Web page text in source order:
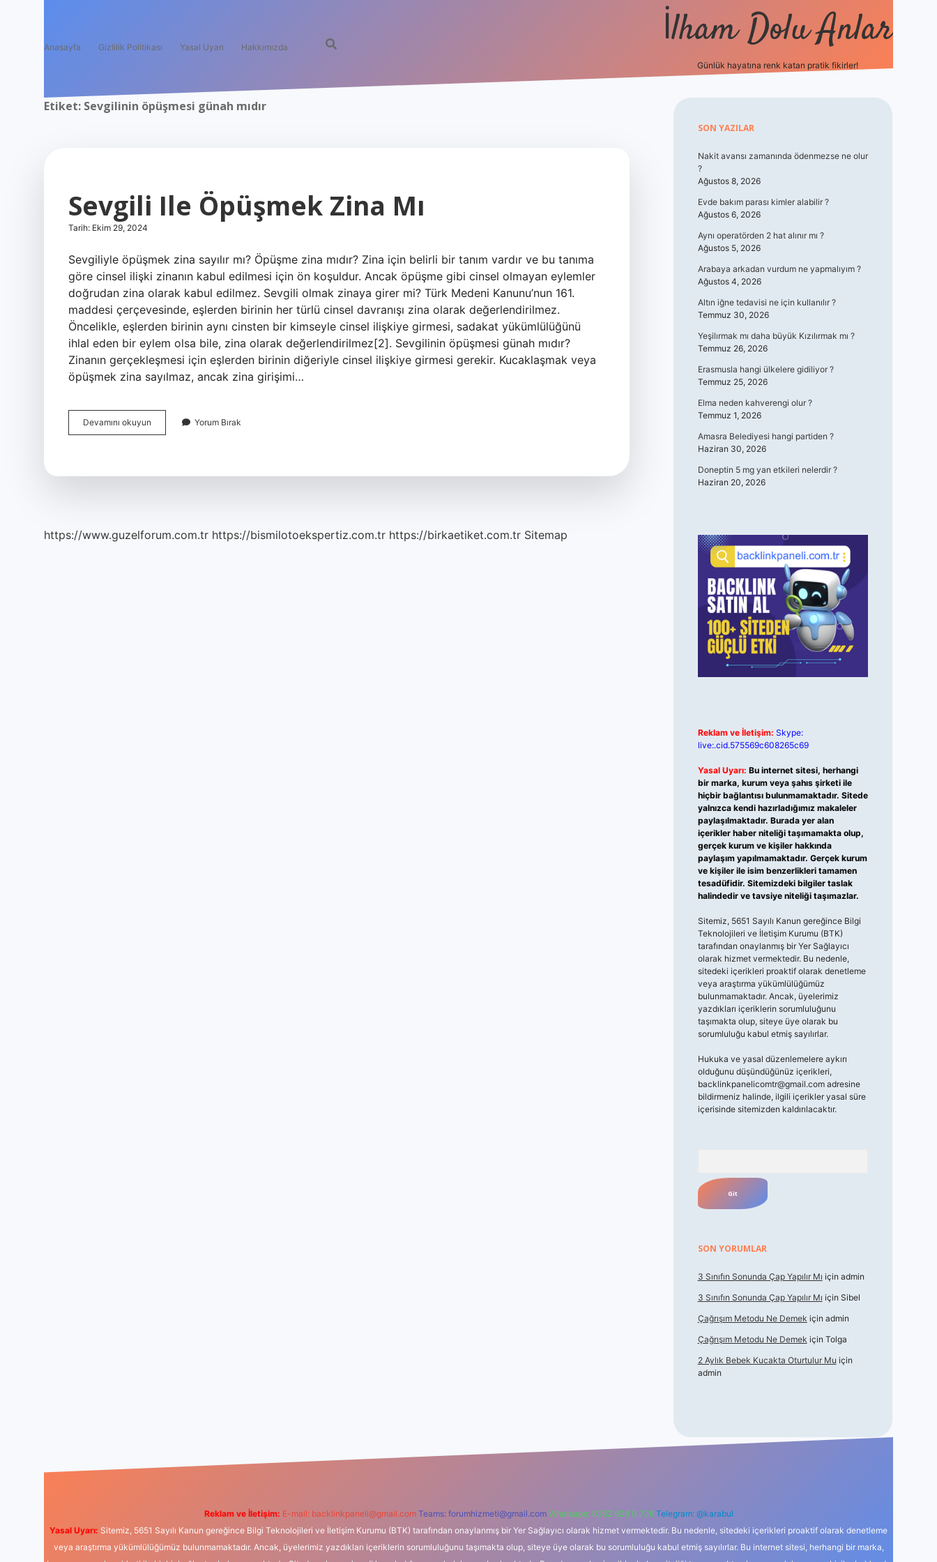
Anasayfa Gizlilik Politikası Yasal Uyarı Hakkımızda İlham Dolu Anlar
Günlük hayatına renk katan pratik fikirler!
Etiket: Sevgilinin öpüşmesi günah mıdır
Sevgili Ile Öpüşmek Zina Mı
Tarih: Ekim 29, 2024
Sevgiliyle öpüşmek zina sayılır mı? Öpüşme zina mıdır? Zina için belirli bir tanım vardır ve bu tanıma
göre cinsel ilişki zinanın kabul edilmesi için ön koşuldur. Ancak öpüşme gibi cinsel olmayan eylemler
doğrudan zina olarak kabul edilmez. Sevgili olmak zinaya girer mi? Türk Medeni Kanunu’nun 161.
maddesi çerçevesinde, eşlerden birinin her türlü cinsel davranışı zina olarak değerlendirilmez.
Öncelikle, eşlerden birinin aynı cinsten bir kimseyle cinsel ilişkiye girmesi, sadakat yükümlülüğünü
ihlal eden bir eylem olsa bile, zina olarak değerlendirilmez[2]. Sevgilinin öpüşmesi günah mıdır?
Zinanın gerçekleşmesi için eşlerden birinin diğeriyle cinsel ilişkiye girmesi gerekir. Kucaklaşmak veya
öpüşmek zina sayılmaz, ancak zina girişimi…
Devamını okuyun
Ile
Yorum Bırak
https://www.guzelforum.com.tr https://bismilotoekspertiz.com.tr https://birkaetiket.com.tr Sitemap
Sidebar
SON YAZILAR
Nakit avansı zamanında ödenmezse ne olur
?
Ağustos 8, 2026
Evde bakım parası kimler alabilir ?
Ağustos 6, 2026
Aynı operatörden 2 hat alınır mı ?
Ağustos 5, 2026
Arabaya arkadan vurdum ne yapmalıyım ?
Ağustos 4, 2026
Altın iğne tedavisi ne için kullanılır ?
Temmuz 30, 2026
Yeşilırmak mı daha büyük Kızılırmak mı ?
Temmuz 26, 2026
Erasmusla hangi ülkelere gidiliyor ?
Temmuz 25, 2026
Elma neden kahverengi olur ?
Temmuz 1, 2026
Amasra Belediyesi hangi partiden ?
Haziran 30, 2026
Doneptin 5 mg yan etkileri nelerdir ?
Haziran 20, 2026
Reklam ve İletişim: Skype:
live:.cid.575569c608265c69
Yasal Uyarı: Bu internet sitesi, herhangi
bir marka, kurum veya şahıs şirketi ile
hiçbir bağlantısı bulunmamaktadır. Sitede
yalnızca kendi hazırladığımız makaleler
paylaşılmaktadır. Burada yer alan
içerikler haber niteliği taşımamakta olup,
gerçek kurum ve kişiler hakkında
paylaşım yapılmamaktadır. Gerçek kurum
ve kişiler ile isim benzerlikleri tamamen
tesadüfidir. Sitemizdeki bilgiler taslak
halindedir ve tavsiye niteliği taşımazlar.
Sitemiz, 5651 Sayılı Kanun gereğince Bilgi
Teknolojileri ve İletişim Kurumu (BTK)
tarafından onaylanmış bir Yer Sağlayıcı
olarak hizmet vermektedir. Bu nedenle,
sitedeki içerikleri proaktif olarak denetleme
veya araştırma yükümlülüğümüz
bulunmamaktadır. Ancak, üyelerimiz
yazdıkları içeriklerin sorumluluğunu
taşımakta olup, siteye üye olarak bu
sorumluluğu kabul etmiş sayılırlar.
Hukuka ve yasal düzenlemelere aykırı
olduğunu düşündüğünüz içerikleri,
backlinkpanelicomtr@gmail.comadresine
bildirmeniz halinde, ilgili içerikler yasal süre
içerisinde sitemizden kaldırılacaktır.
SON YORUMLAR
3 Sınıfın Sonunda Çap Yapılır Mı için admin
3 Sınıfın Sonunda Çap Yapılır Mı için Sibel
Çağrışım Metodu Ne Demek için admin
Çağrışım Metodu Ne Demek için Tolga
2 Aylık Bebek Kucakta Oturtulur Mu için
admin
Reklam ve İletişim: E-mail: backlinkpaneli@gmail.com Teams: forumhizmeti@gmail.com Whatsapp: 0262 606 0 726 Telegram: @karabul
Yasal Uyarı: Sitemiz, 5651 Sayılı Kanun gereğince Bilgi Teknolojileri ve İletişim Kurumu (BTK) tarafından onaylanmış bir Yer Sağlayıcı olarak hizmet vermektedir. Bu nedenle, sitedeki içerikleri proaktif olarak denetleme
veya araştırma yükümlülüğümüz bulunmamaktadır. Ancak, üyelerimiz yazdıkları içeriklerin sorumluluğunu taşımakta olup, siteye üye olarak bu sorumluluğu kabul etmiş sayılırlar. Bu internet sitesi, herhangi bir marka,